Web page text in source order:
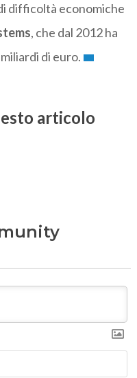
difficoltà economiche
, che dal 2012 ha
di euro.
articolo